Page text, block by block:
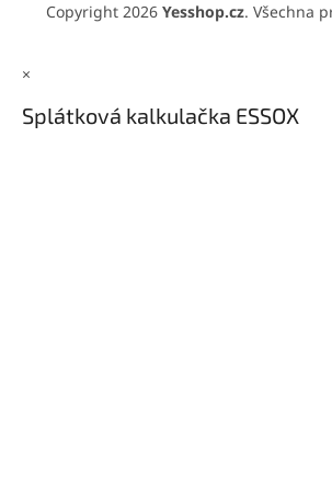
Copyright 2026 Yesshop.cz. Všechna
×
Splátková kalkulačka ESSOX